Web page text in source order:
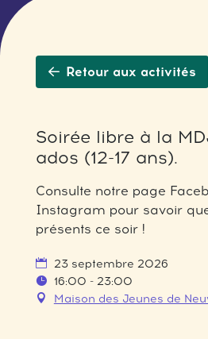
Retour aux activités
Soirée libre à la
ados (12-17 ans).
Consulte notre page
Instagram pour savoir
présents ce soir !
23 septembre 2026
16:00 - 23:00
Maison des Jeunes de